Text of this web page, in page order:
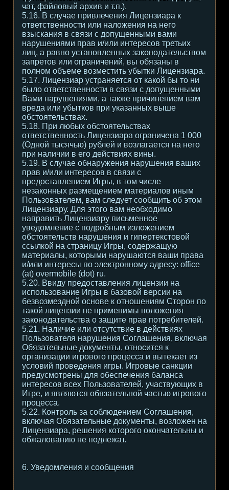
чат, файловый архив и т.п.).
5.16. В случае привлечения Лицензиара к
ответственности или наложения на него
взыскания в связи с допущенными вами
нарушениями прав и/или интересов третьих
лиц, а равно установленных законодательством
запретов или ограничений, вы обязаны в
полном объеме возместить убытки Лицензиара.
5.17. Лицензиар устраняется от какой бы то ни
было ответственности в связи с допущенными
Вами нарушениями, а также причинением вам
вреда или убытков при указанных выше
обстоятельствах.
5.18. При любых обстоятельствах
ответственность Лицензиара ограничена 1 000
(Одной тысячью) рублей и возлагается на него
при наличии в его действиях вины.
5.19. В случае обнаружения нарушения ваших
прав и/или интересов в связи с
предоставлением Игры, в том числе
незаконных размещением материалов иным
Пользователем, вам следует сообщить об этом
Лицензиару. Для этого вам необходимо
направить Лицензиару письменное
уведомление с подробным изложением
обстоятельств нарушения и гипертекстовой
ссылкой на страницу Игры, содержащую
материалы, которыми нарушаются ваши права
и/или интересы по электронному адресу: office
(at) overmobile (dot) ru.
5.20. Ввиду предоставления лицензии на
использование Игры в базовой версии на
безвозмездной основе к отношениям Сторон по
такой лицензии не применимы положения
законодательства о защите прав потребителей.
5.21. Наличие или отсутствие в действиях
Пользователя нарушения Соглашения, включая
Обязательные документы, относится к
организации игрового процесса и вытекает из
условий проведения игры. Игровые санкции
предусмотрены для обеспечения баланса
интересов всех Пользователей, участвующих в
Игре, и являются обязательной частью игрового
процесса.
5.22. Контроль за соблюдением Соглашения,
включая Обязательные документы, возложен на
Лицензиара, решения которого окончательны и
обжалованию не подлежат.
6. Уведомления и сообщения